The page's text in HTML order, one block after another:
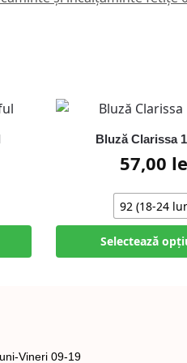
Bluză Clarissa
57,00
92 (18-24
Selectează
Vineri 09-19